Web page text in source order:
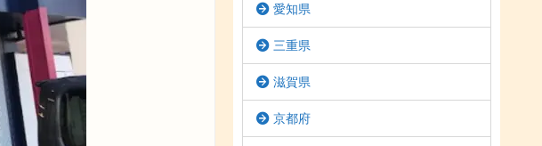
愛知県
三重県
滋賀県
京都府